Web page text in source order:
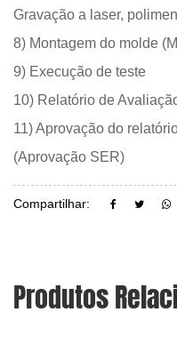
Gravação a laser,
8) Montagem do molde
9) Execução de teste
10) Relatório de
11) Aprovação do
(Aprovação SER)
Compartilhar:
Produtos